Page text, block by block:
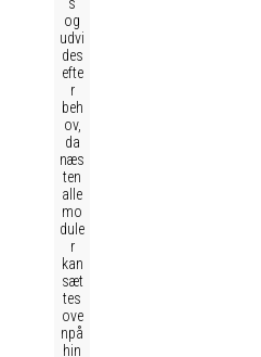
og
udvi
des
efte
r
beh
ov,
da
næs
ten
alle
mo
dule
r
kan
sæt
tes
ove
npå
hin